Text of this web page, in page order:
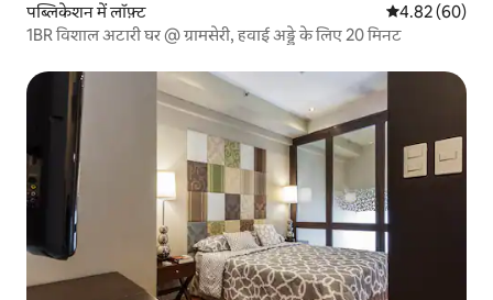
पब्लिकेशन में लॉफ़्ट औसत रेटिंग 5 में
4.82 (60)
1BR विशाल अटारी घर @ ग्रामसेरी, हवाई अड्डे के लिए 20 मिनट